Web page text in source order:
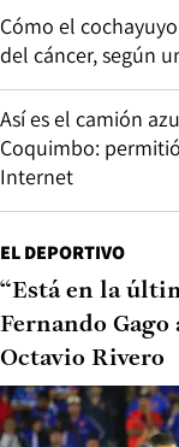
Cómo el
del cáncer, según
Así es el camión
Coquimbo:
Internet
EL DEPORTIVO
“Está en la
Fernando
Octavio Rivero